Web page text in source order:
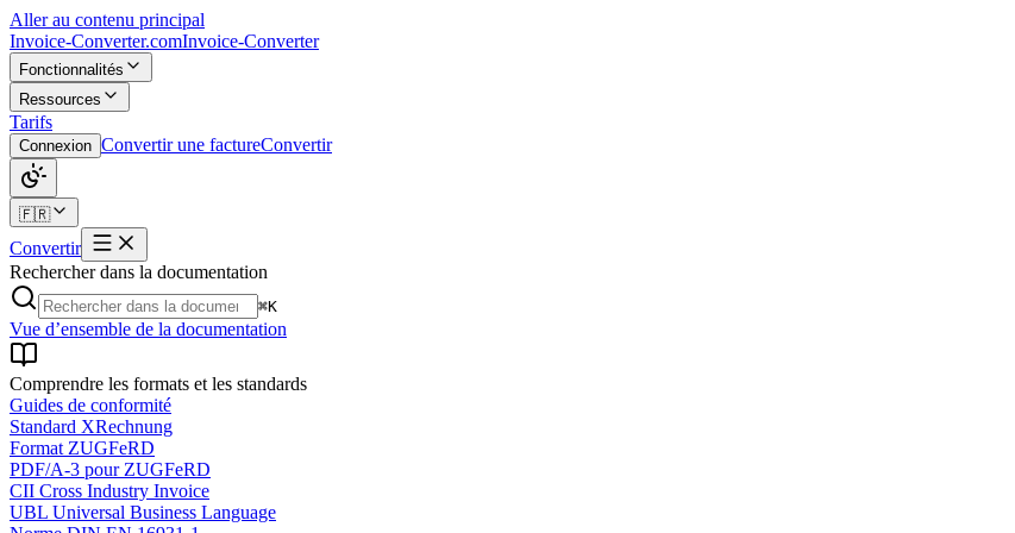
Aller au contenu principal
Invoice-Converter.comInvoice-Converter
Fonctionnalités
Ressources
Tarifs
Connexion Convertir une factureConvertir
🇫🇷
Convertir
Rechercher dans la documentation
⌘K
Vue d’ensemble de la documentation
Comprendre les formats et les standards
Guides de conformité
Standard XRechnung
Format ZUGFeRD
PDF/A-3 pour ZUGFeRD
CII Cross Industry Invoice
UBL Universal Business Language